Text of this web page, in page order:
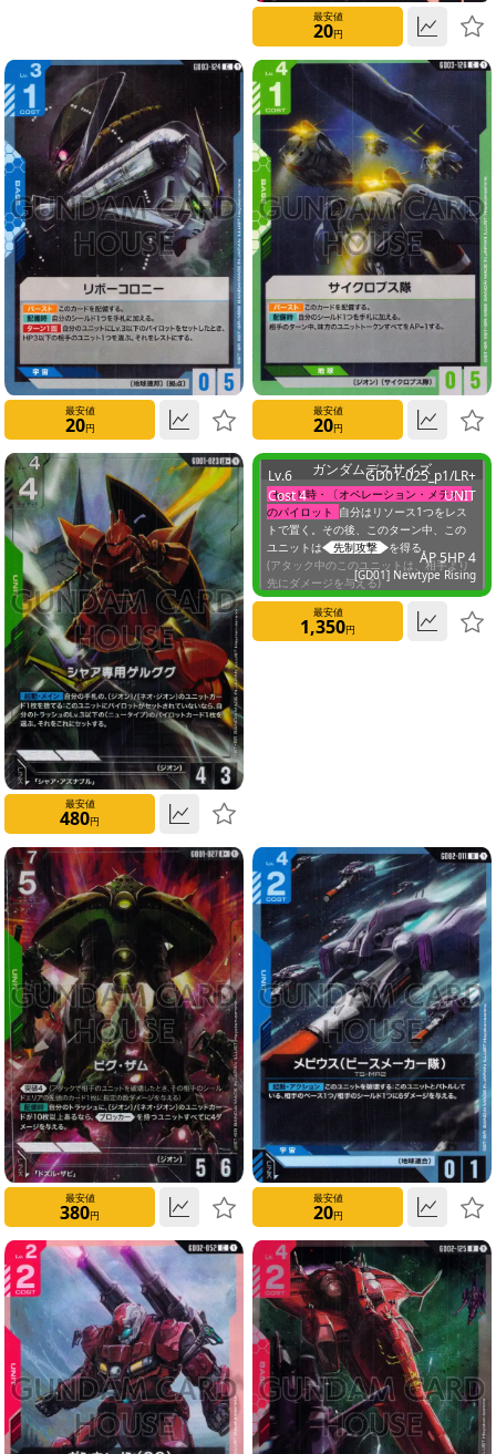
5
6
7
8
9
10
AP
0
1
2
3
4
5
6
7
HP
0
1
2
3
4
5
6
7
最安値
20円
最安値
20円
最安値
20円
最安値
480円
Lv.6
Cost 4
GD01-025_p1/LR+
UNIT
ガンダムデスサイズ
セット時・〔オペレーション・メテオ〕
のパイロット 自分はリソース1つをレス
トで置く。その後、このターン中、この
ユニットは
先制攻撃
を得る。
(アタック中のこのユニットは、相手より
先にダメージを与える)
AP 5HP 4
[GD01] Newtype Rising
最安値
1,350円
最安値
380円
最安値
20円